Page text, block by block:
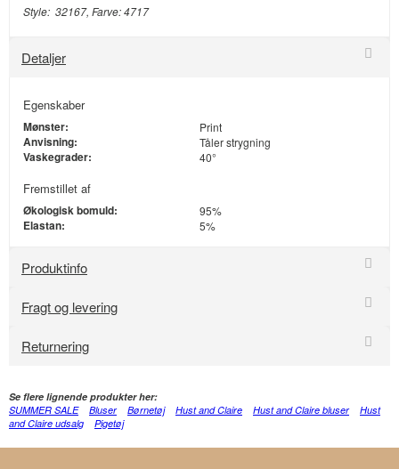
Style: 32167, Farve: 4717
Detaljer
Egenskaber
Mønster: Print
Anvisning: Tåler strygning
Vaskegrader: 40°
Fremstillet af
Økologisk bomuld: 95%
Elastan: 5%
Produktinfo
Fragt og levering
Returnering
Se flere lignende produkter her:
SUMMER SALE
Bluser Børnetøj Hust and Claire Hust and Claire bluser
Hust
and Claire udsalg
Pigetøj